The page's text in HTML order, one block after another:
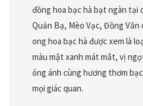
đồng hoa bạc hà bạt ngàn tại
Quản Bạ, Mèo Vạc, Đồng Văn
ong hoa bạc hà được xem là
màu mật xanh mát mắt, vị
óng ánh cùng hương thơm
mọi giác quan.